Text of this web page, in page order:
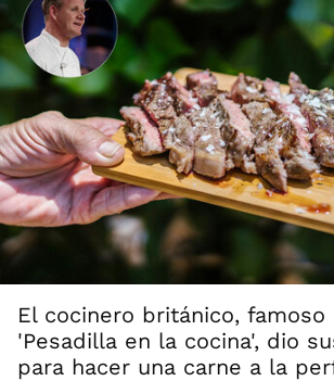
El cocinero británico, famoso
'Pesadilla en la cocina', dio
para hacer una carne a la